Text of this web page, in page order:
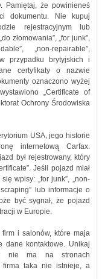
Pamiętaj, że powinieneś
dokumentu. Nie kupuj
rejestracyjnym lub
złomowania”, „for junk”,
„non-repairable”,
przypadku brytyjskich i
certyfikaty o nazwie
oznaczono wyżej
„Certificate of
Ochrony Środowiska
USA, jego historie
internetową Carfax.
był rejestrowany, który
Jeśli pojazd miał
wpisy: „for junk”, „non-
scraping” lub informacje o
być sygnał, że pojazd
w Europie.
i salonów, które maja
dane kontaktowe. Unikaj
nie ma na stronach
firma taka nie istnieje, a